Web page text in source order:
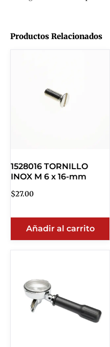
Productos Relacionados
1528016 TORNILLO
INOX M 6 x 16-mm
$27.00
Añadir al carrito